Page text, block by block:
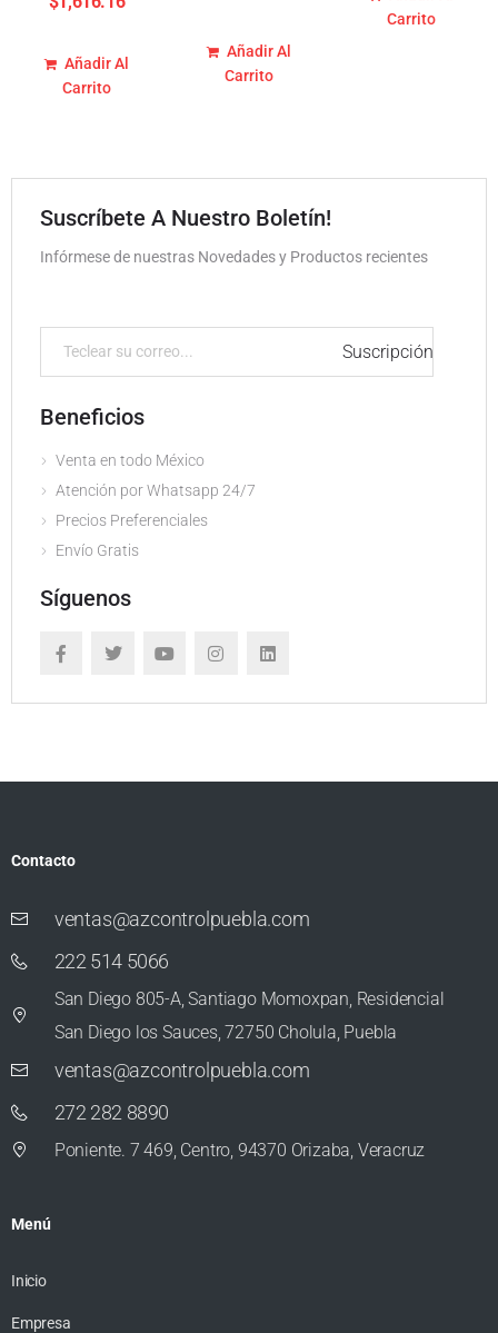
Añadir Al
Carrito
Añadir Al
Carrito
Carrito
Suscríbete A Nuestro Boletín!
Infórmese de nuestras Novedades y Productos recientes
Suscripción
Beneficios
Venta en todo México
Atención por Whatsapp 24/7
Precios Preferenciales
Envío Gratis
Síguenos
Contacto
ventas@azcontrolpuebla.com
222 514 5066
San Diego 805-A, Santiago Momoxpan, Residencial
San Diego los Sauces, 72750 Cholula, Puebla
ventas@azcontrolpuebla.com
272 282 8890
Poniente. 7 469, Centro, 94370 Orizaba, Veracruz
Menú
Inicio
Empresa